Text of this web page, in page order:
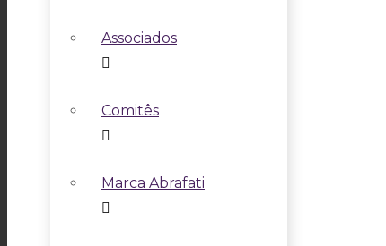
Associados
Comitês
Marca Abrafati